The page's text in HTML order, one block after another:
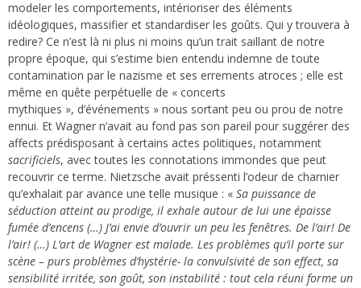
modeler les comportements, intérioriser des éléments
idéologiques, massifier et standardiser les goûts. Qui y trouvera à
redire? Ce n’est là ni plus ni moins qu’un trait saillant de notre
propre époque, qui s’estime bien entendu indemne de toute
contamination par le nazisme et ses errements atroces ; elle est
même en quête perpétuelle de « concerts
mythiques », d’événements » nous sortant peu ou prou de notre
ennui. Et Wagner n’avait au fond pas son pareil pour suggérer des
affects prédisposant à certains actes politiques, notamment
sacrificiels, avec toutes les connotations immondes que peut
recouvrir ce terme. Nietzsche avait préssenti l’odeur de charnier
qu’exhalait par avance une telle musique : « Sa puissance de
séduction atteint au prodige, il exhale autour de lui une épaisse
fumée d’encens (…) J’ai envie d’ouvrir un peu les fenêtres. De l’air! De
l’air! (…) L’art de Wagner est malade. Les problèmes qu’il porte sur
scène – purs problèmes d’hystérie- la convulsivité de son effect, sa
sensibilité irritée, son goût, son instabilité : tout cela réuni forme un